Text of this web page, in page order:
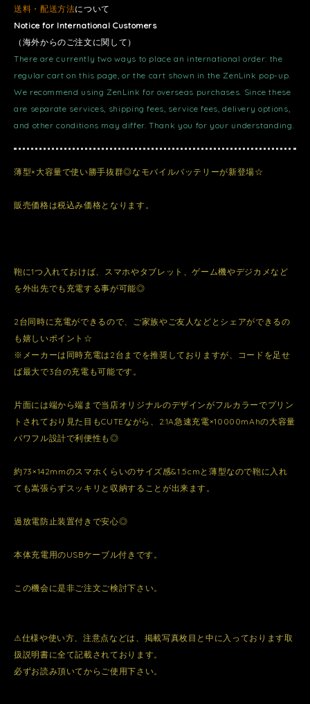
送料・配送方法について
Notice for International Customers
（海外からのご注文に関して）
There are currently two ways to place an international order: the
regular cart on this page, or the cart shown in the ZenLink pop-up.
We recommend using ZenLink for overseas purchases. Since these
are separate services, shipping fees, service fees, delivery options,
and other conditions may differ. Thank you for your understanding.
薄型×大容量で使い勝手抜群◎なモバイルバッテリーが新登場☆
販売価格は税込み価格となります。
鞄に1つ入れておけば、スマホやタブレット、ゲーム機やデジカメなど
を外出先でも充電する事が可能◎
2台同時に充電ができるので、ご家族やご友人などとシェアができるの
も嬉しいポイント☆
※メーカーは同時充電は2台までを推奨しておりますが、コードを足せ
ば最大で3台の充電も可能です。
片面には端から端まで当店オリジナルのデザインがフルカラーでプリン
トされており見た目もCUTEながら、2.1A急速充電×10000mAhの大容量
パワフル設計で利便性も◎
約73×142mmのスマホくらいのサイズ感&1.5cmと薄型なので鞄に入れ
ても嵩張らずスッキリと収納することが出来ます。
過放電防止装置付きで安心◎
本体充電用のUSBケーブル付きです。
この機会に是非ご注文ご検討下さい。
⚠︎仕様や使い方、注意点などは、掲載写真枚目と中に入っております取
扱説明書に全て記載されております。
必ずお読み頂いてからご使用下さい。